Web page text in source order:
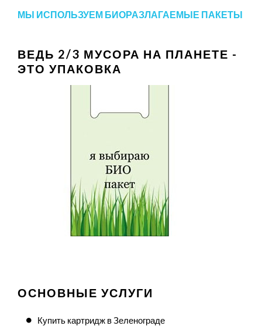
МЫ ИСПОЛЬЗУЕМ БИОРАЗЛАГАЕМЫЕ ПАКЕТЫ
ВЕДЬ 2/3 МУСОРА НА ПЛАНЕТЕ -
ЭТО УПАКОВКА
ОСНОВНЫЕ УСЛУГИ
Купить картридж в Зеленограде